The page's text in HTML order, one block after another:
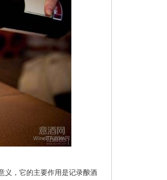
，它的主要作用是记录酿酒